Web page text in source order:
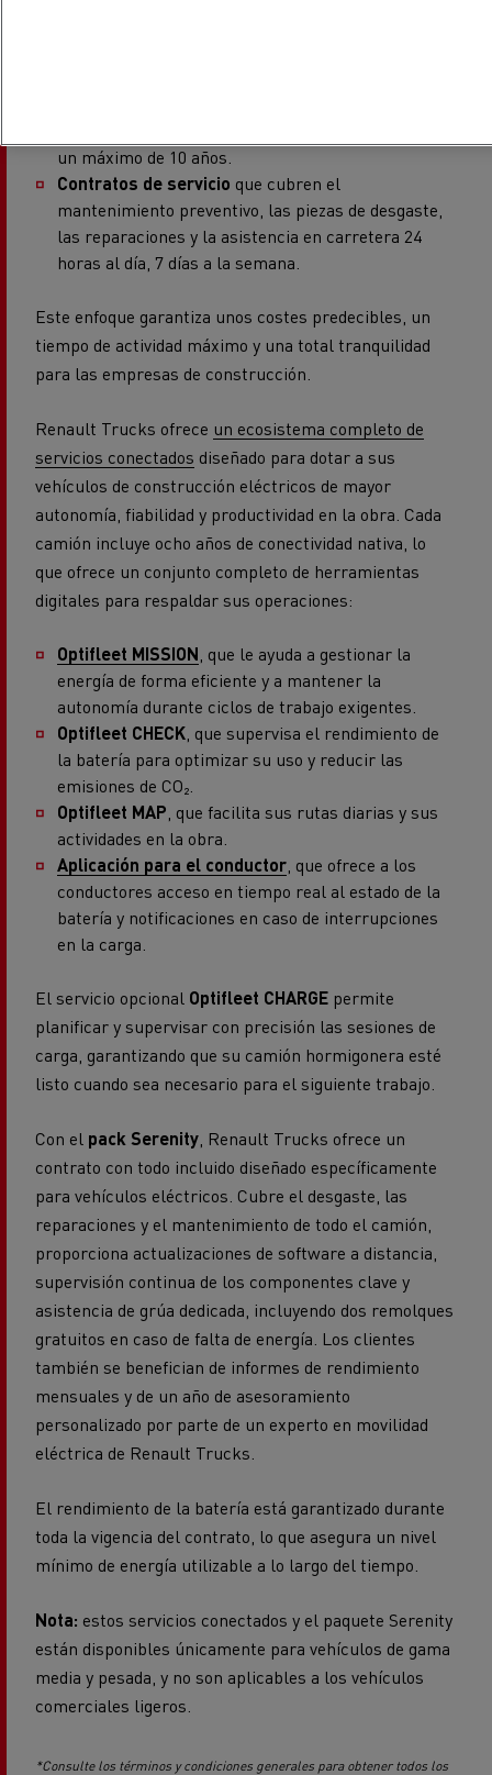
un máximo de 10 años.
Contratos de servicio que cubren el
mantenimiento preventivo, las piezas de desgaste,
las reparaciones y la asistencia en carretera 24
horas al día, 7 días a la semana.
Este enfoque garantiza unos costes predecibles, un
tiempo de actividad máximo y una total tranquilidad
para las empresas de construcción.
Renault Trucks ofrece un ecosistema completo de
servicios conectados diseñado para dotar a sus
vehículos de construcción eléctricos de mayor
autonomía, fiabilidad y productividad en la obra. Cada
camión incluye ocho años de conectividad nativa, lo
que ofrece un conjunto completo de herramientas
digitales para respaldar sus operaciones:
Optifleet MISSION, que le ayuda a gestionar la
energía de forma eficiente y a mantener la
autonomía durante ciclos de trabajo exigentes.
Optifleet CHECK, que supervisa el rendimiento de
la batería para optimizar su uso y reducir las
emisiones de CO₂.
Optifleet MAP, que facilita sus rutas diarias y sus
actividades en la obra.
Aplicación para el conductor, que ofrece a los
conductores acceso en tiempo real al estado de la
batería y notificaciones en caso de interrupciones
en la carga.
El servicio opcional Optifleet CHARGE permite
planificar y supervisar con precisión las sesiones de
carga, garantizando que su camión hormigonera esté
listo cuando sea necesario para el siguiente trabajo.
Con el pack Serenity, Renault Trucks ofrece un
contrato con todo incluido diseñado específicamente
para vehículos eléctricos. Cubre el desgaste, las
reparaciones y el mantenimiento de todo el camión,
proporciona actualizaciones de software a distancia,
supervisión continua de los componentes clave y
asistencia de grúa dedicada, incluyendo dos remolques
gratuitos en caso de falta de energía. Los clientes
también se benefician de informes de rendimiento
mensuales y de un año de asesoramiento
personalizado por parte de un experto en movilidad
eléctrica de Renault Trucks.
El rendimiento de la batería está garantizado durante
toda la vigencia del contrato, lo que asegura un nivel
mínimo de energía utilizable a lo largo del tiempo.
Nota: estos servicios conectados y el paquete Serenity
están disponibles únicamente para vehículos de gama
media y pesada, y no son aplicables a los vehículos
comerciales ligeros.
*Consulte los términos y condiciones generales para obtener todos los